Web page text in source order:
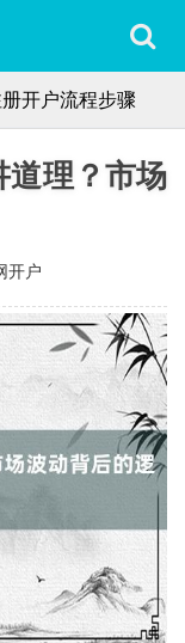
开户流程步骤
道理？市场
开户